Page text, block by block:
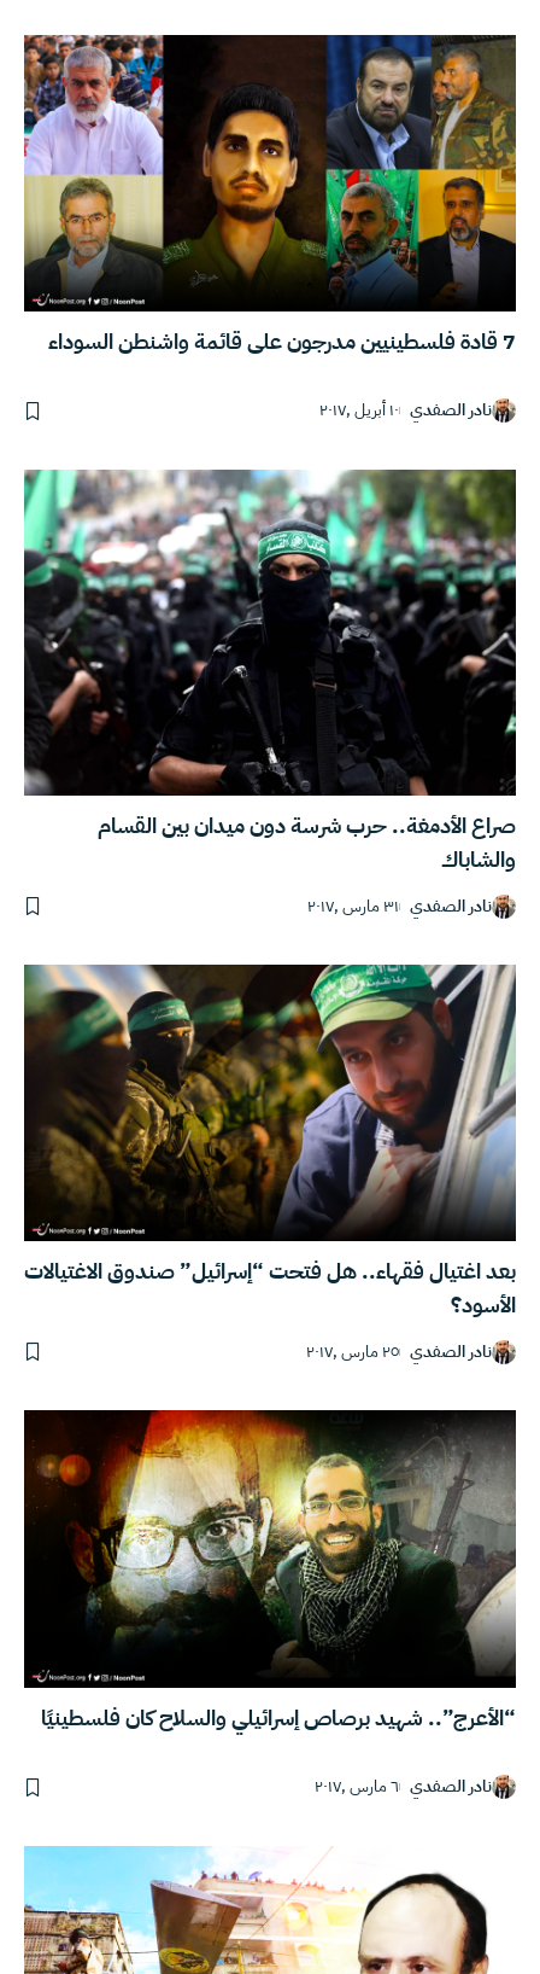
7 قادة فلسطينيين مدرجون على قائمة واشنطن السوداء
نادر الصفدي ١٠ أبريل ,٢٠١٧
صراع الأدمغة.. حرب شرسة دون ميدان بين القسام
والشاباك
نادر الصفدي ٣١ مارس ,٢٠١٧
بعد اغتيال فقهاء.. هل فتحت “إسرائيل” صندوق الاغتيالات
الأسود؟
نادر الصفدي ٢٥ مارس ,٢٠١٧
“الأعرج”.. شهيد برصاص إسرائيلي والسلاح كان فلسطينيًا
نادر الصفدي ٦ مارس ,٢٠١٧